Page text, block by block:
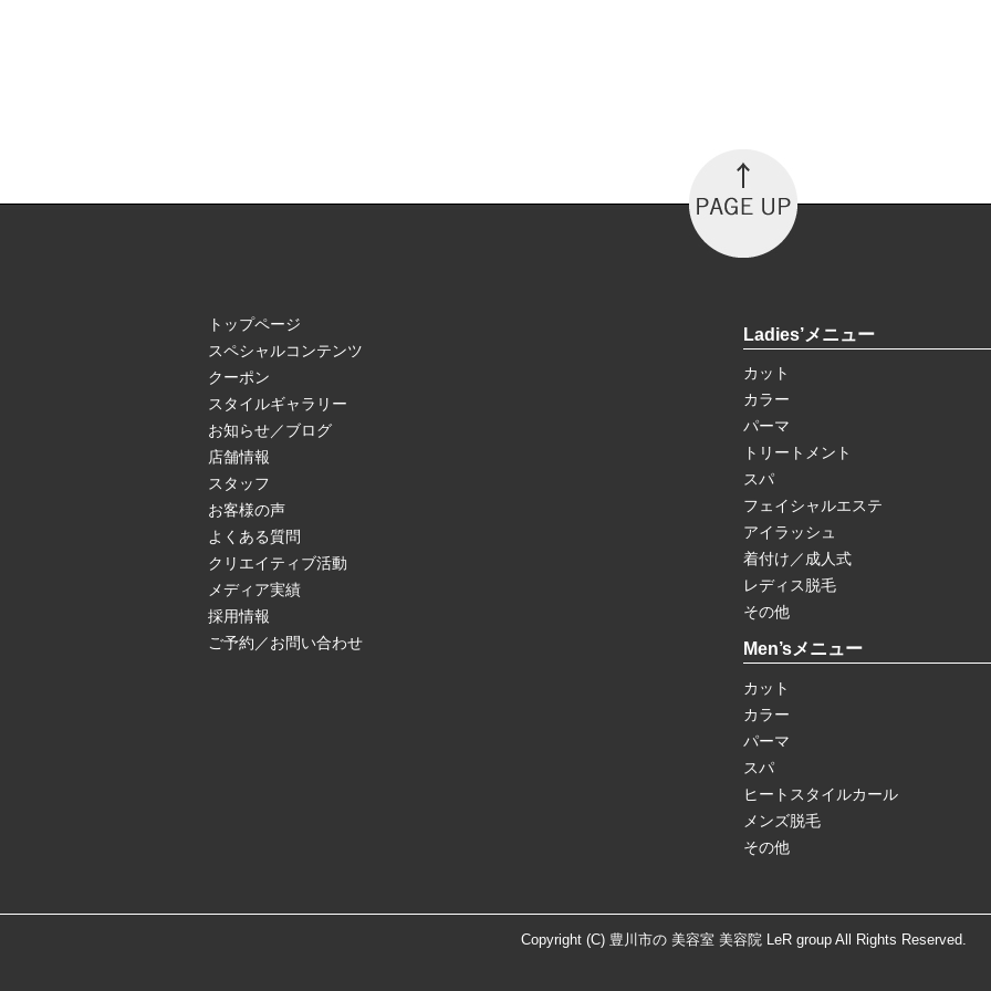
トップページ
スペシャルコンテンツ
クーポン
スタイルギャラリー
お知らせ／ブログ
店舗情報
スタッフ
お客様の声
よくある質問
クリエイティブ活動
メディア実績
採用情報
ご予約／お問い合わせ
Ladies’メニュー
カット
カラー
パーマ
トリートメント
スパ
フェイシャルエステ
アイラッシュ
着付け／成人式
レディス脱毛
その他
Men’sメニュー
カット
カラー
パーマ
スパ
ヒートスタイルカール
メンズ脱毛
その他
Copyright (C) 豊川市の 美容室 美容院 LeR group All Rights Reserved.